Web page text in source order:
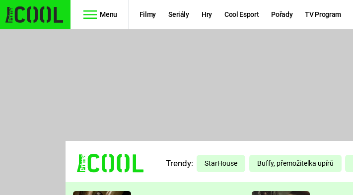
Menu Filmy Seriály Hry Cool Esport Pořady TV Program
TŘESKU
PREDÁTOR
DELIVERANCE
Trendy: StarHouse Buffy, přemožitelka upírů